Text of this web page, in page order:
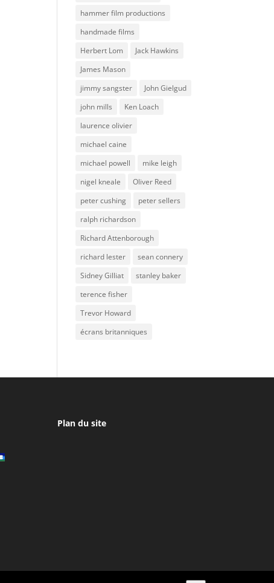
hammer film productions
handmade films
Herbert Lom
Jack Hawkins
James Mason
jimmy sangster
John Gielgud
john mills
Ken Loach
laurence olivier
michael caine
michael powell
mike leigh
nigel kneale
Oliver Reed
peter cushing
peter sellers
ralph richardson
Richard Attenborough
richard lester
sean connery
Sidney Gilliat
stanley baker
terence fisher
Trevor Howard
écrans britanniques
Plan du site